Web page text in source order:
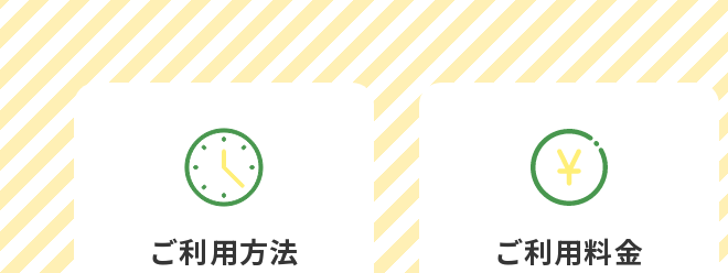
ご利用方法 ご利用料金